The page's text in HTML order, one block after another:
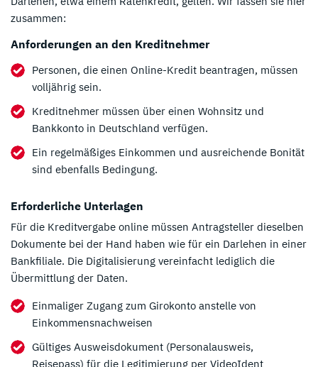
zusammen:
Anforderungen an den Kreditnehmer
Personen, die einen Online-Kredit beantragen, müssen
volljährig sein.
Kreditnehmer müssen über einen Wohnsitz und
Bankkonto in Deutschland verfügen.
Ein regelmäßiges Einkommen und ausreichende Bonität
sind ebenfalls Bedingung.
Erforderliche Unterlagen
Für die Kreditvergabe online müssen Antragsteller dieselben
Dokumente bei der Hand haben wie für ein Darlehen in einer
Bankfiliale. Die Digitalisierung vereinfacht lediglich die
Übermittlung der Daten.
Einmaliger Zugang zum Girokonto anstelle von
Einkommensnachweisen
Gültiges Ausweisdokument (Personalausweis,
Reisepass) für die Legitimierung per VideoIdent